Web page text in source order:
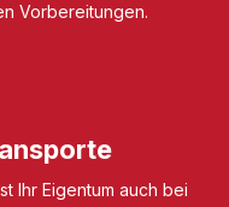
Vorbereitungen.
Ihr Eigentum auch bei